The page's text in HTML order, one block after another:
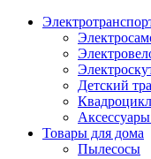
Детский
Товары для дома
Пылесосы